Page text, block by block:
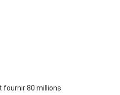
fournir 80 millions